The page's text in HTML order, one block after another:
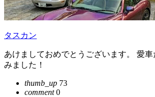
タスカン
あけましておめでとうございます。 愛
みました！
thumb_up 73
comment0